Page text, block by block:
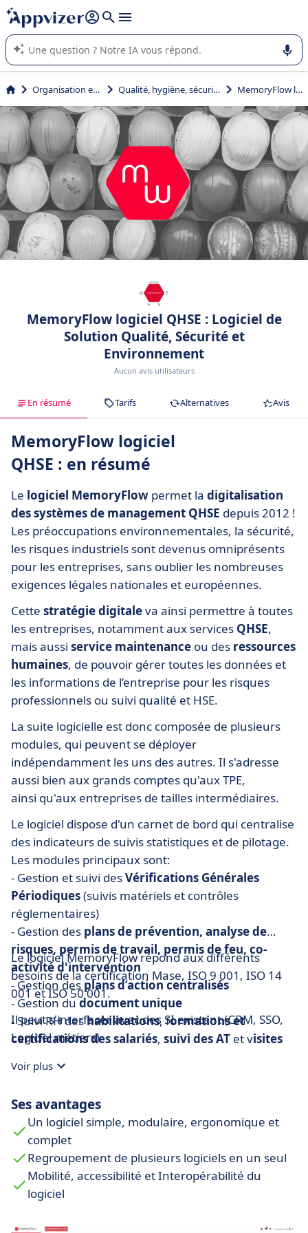
répondre (plusieurs lignes avec
L'IA de Appvizer vous guide dans l'utilisation ou la sélection de
logiciel SaaS en entreprise.
Organisation et planification Qualité, hygiène, sécurité, environnement (QHSE) MemoryFlow logiciel QHSE
MemoryFlow logiciel QHSE : Logiciel de
Solution Qualité, Sécurité et
Environnement
Aucun avis utilisateurs
En résumé Tarifs Alternatives Avis
MemoryFlow logiciel
QHSE : en résumé
Le logiciel MemoryFlow permet la digitalisation
des systèmes de management QHSE depuis 2012 !
Les préoccupations environnementales, la sécurité,
les risques industriels sont devenus omniprésents
pour les entreprises, sans oublier les nombreuses
exigences légales nationales et européennes.
Cette stratégie digitaleva ainsi permettre à toutes
les entreprises, notamment aux services QHSE,
mais aussi service maintenance ou des ressources
humaines, de pouvoir gérer toutes les données et
les informations de l’entreprise pour les risques
professionnels ou suivi qualité et HSE.
La suite logicielle est donc composée de plusieurs
modules, qui peuvent se déployer
indépendamment les uns des autres. Il s'adresse
aussi bien aux grands comptes qu'aux TPE,
ainsi qu'aux entreprises de tailles intermédiaires.
Le logiciel dispose d'un carnet de bord qui centralise
des indicateurs de suivis statistiques et de pilotage.
Les modules principaux sont:
- Gestion et suivi desVérifications Générales
Périodiques(suivis matériels et contrôles
réglementaires)
- Gestion des plans de prévention, analyse de
risques, permis de travail, permis de feu, co-
activité d'intervention
- Gestion des plans d’action centralisés
- Gestion dudocument unique
- Suivi RH deshabilitations, formations et
certifications des salariés, suivi des AT et visites
- Gestion des
- Suivi de l'Accueil Sécurité, quiz
formation
- Gestion des
- Gestion des contrôlesQualité,HACCP
- Gestion et suivi des déchets
- Gestion et suivi des
Le logiciel MemoryFlow répond aux différents
besoins de la certification Mase, ISO 9 001, ISO 14
001 et ISO 50 001.
Il peut s'interfacer avec des SI existant (CRM, SSO,
Logiciel métiers)
Voir plus
Ses avantages
Un logiciel simple, modulaire, ergonomique et
complet
Regroupement de plusieurs logiciels en un seul
Mobilité, accessibilité et Interopérabilité du
logiciel